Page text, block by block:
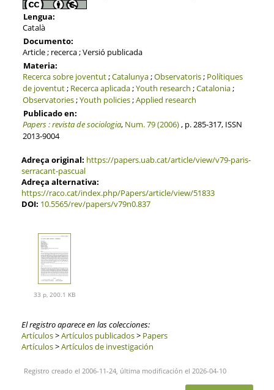
Lengua:
Català
Documento:
Article ; recerca ; Versió publicada
Materia:
Recerca sobre joventut;Catalunya;Observatoris; Polítiques
de joventut; Recerca aplicada;Youth research ;Catalonia;
Observatories;Youth policies;Applied research
Publicado en:
Papers : revista de sociologia, Num. 79 (2006), p. 285-317, ISSN
2013-9004
Adreça original: https://papers.uab.cat/article/view/v79-paris-
serracant-pascual
Adreça alternativa:
https://raco.cat/index.php/Papers/article/view/51833
DOI: 10.5565/rev/papers/v79n0.837
33 p, 200.1 KB
El registro aparece en las colecciones:
Artículos>Artículos publicados> Papers
Artículos>Artículos de investigación
Registro creado el 2006-11-24, última modificación el 2026-04-10